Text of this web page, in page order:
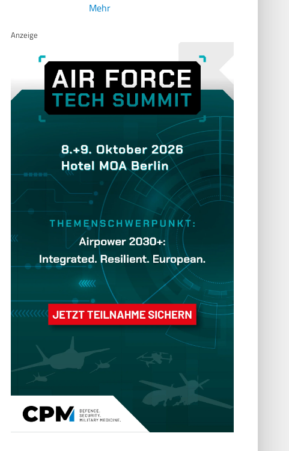
Mehr
Anzeige